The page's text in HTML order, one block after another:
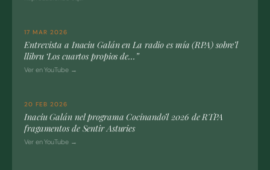
17 MAR 2026
Entrevista a Inaciu Galán en La radio es mía (RPA) sobre’l
llibru ‘Los cuartos propios de…”
Ver en YouTube →
20 FEB 2026
Inaciu Galán nel programa Cocinando’l 2026 de RTPA
fragamentos de Sentir Asturies
Ver en YouTube →